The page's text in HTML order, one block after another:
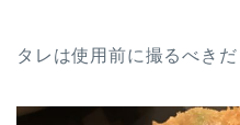
タレは使用前に撮るべきだ